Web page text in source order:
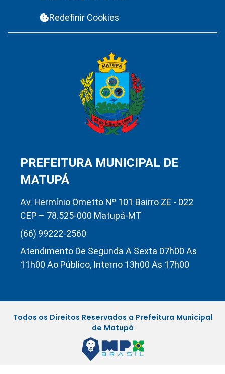
Redefinir Cookies
PREFEITURA MUNICIPAL DE
MATUPÁ
Av. Hermínio Ometto Nº 101 Bairro ZE - 022
CEP – 78.525-000 Matupá-MT
(66) 99222-2560
Atendimento De Segunda A Sexta 07h00 As
11h00 Ao Público, Interno 13h00 As 17h00
Todos os Direitos Reservados a Prefeitura Municipal
de Matupá